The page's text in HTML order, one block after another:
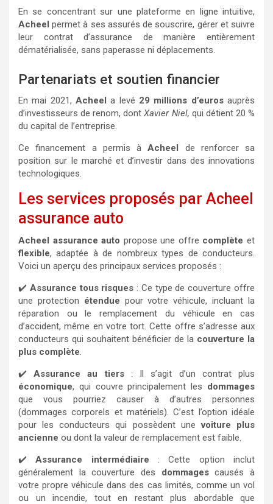
En se concentrant sur une plateforme en ligne intuitive,
Acheel permet à ses assurés de souscrire, gérer et suivre
leur contrat d’assurance de manière entièrement
dématérialisée, sans paperasse ni déplacements.
Partenariats et soutien financier
En mai 2021, Acheel a levé 29 millions d’eurosauprès
d’investisseurs de renom, dontXavier Niel, qui détient 20 %
du capital de l’entreprise.
Ce financement a permis àAcheel de renforcer sa
position sur le marché et d’investir dans des innovations
technologiques.
Les services proposés par Acheel
assurance auto
Acheel assurance auto propose une offre complète et
flexible, adaptée à de nombreux types de conducteurs.
Voici un aperçu des principaux services proposés :
✔️ Assurance tous risques : Ce type de couverture offre
une protection étendue pour votre véhicule, incluant la
réparation ou le remplacement du véhicule en cas
d’accident, même en votre tort. Cette offre s’adresse aux
conducteurs qui souhaitent bénéficier de la couverture la
plus complète
✔️Assurance au tiers: Il s’agit d’un contrat plus
économique, qui couvre principalement les dommages
que vous pourriez causer à d’autres personnes
(dommages corporels et matériels). C’est l’option idéale
pour les conducteurs qui possèdent unevoiture plus
ancienne ou dont la valeur de remplacement est faible.
✔️Assurance intermédiaire : Cette option inclut
généralement la couverture des dommagescausés à
votre propre véhicule dans des cas limités, comme un vol
ou un incendie, tout en restant plus abordable que